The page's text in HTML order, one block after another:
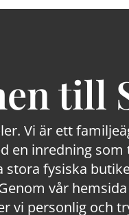
till
Vi är ett
inredning
fysiska
vår
vi personlig och